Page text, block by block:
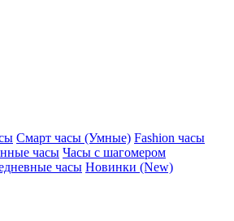
Смарт часы (Умные) Fashion часы
часы Часы с шагомером
часы Новинки (New)